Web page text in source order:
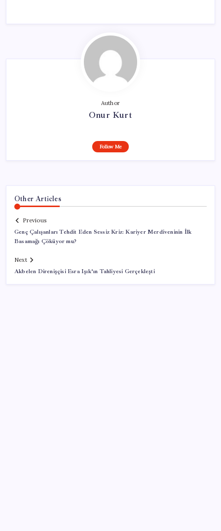
Author
Onur Kurt
Follow Me
Other Articles
Previous
Genç Çalışanları Tehdit Eden Sessiz Kriz: Kariyer Merdiveninin İlk
Basamağı Çöküyor mu?
Next
Akbelen Direnişçisi Esra Işık’ın Tahliyesi Gerçekleşti